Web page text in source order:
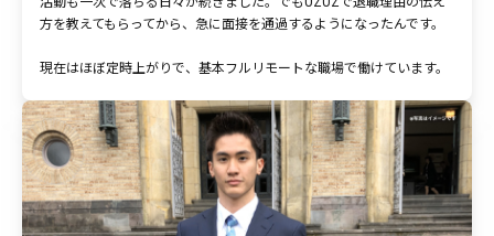
方を教えてもらってから、急に面接を通過するようになったんです。
現在はほぼ定時上がりで、基本フルリモートな職場で働けています。